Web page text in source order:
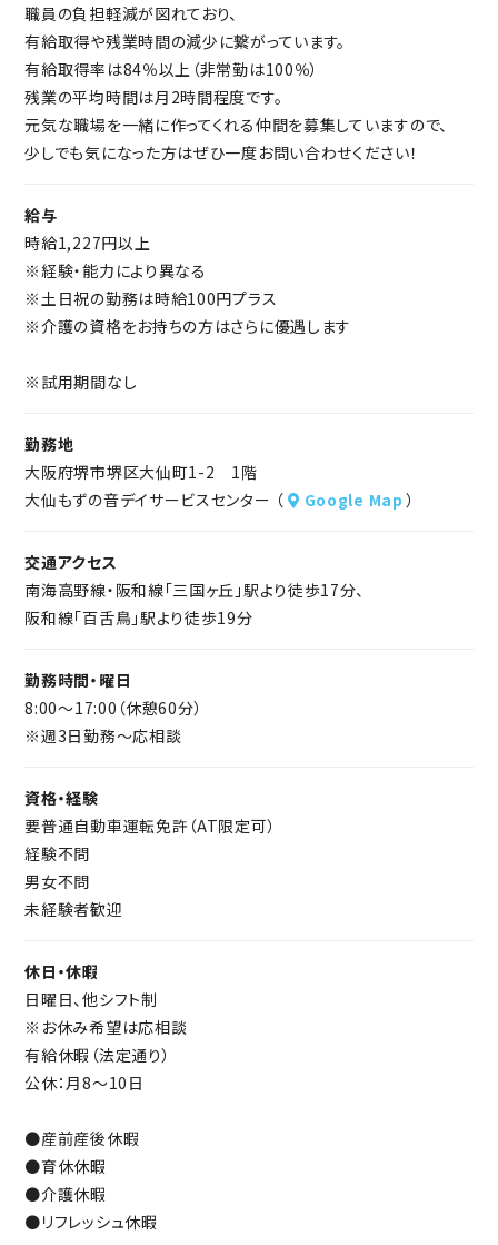
職員の負担軽減が図れており、
有給取得や残業時間の減少に繋がっています。
有給取得率は84％以上（非常勤は100％）
残業の平均時間は月2時間程度です。
元気な職場を一緒に作ってくれる仲間を募集していますので、
少しでも気になった方はぜひ一度お問い合わせください！
給与
時給1,227円以上
※経験・能力により異なる
※土日祝の勤務は時給100円プラス
※介護の資格をお持ちの方はさらに優遇します
※試用期間なし
勤務地
大阪府堺市堺区大仙町1-2 1階
大仙もずの音デイサービスセンター （
Google Map ）
交通アクセス
南海高野線・阪和線「三国ヶ丘」駅より徒歩17分、
阪和線「百舌鳥」駅より徒歩19分
勤務時間・曜日
8:00～17:00（休憩60分）
※週3日勤務～応相談
資格・経験
要普通自動車運転免許（AT限定可）
経験不問
男女不問
未経験者歓迎
休日・休暇
日曜日、他シフト制
※お休み希望は応相談
有給休暇（法定通り）
公休：月8～10日
●産前産後休暇
●育休休暇
●介護休暇
●リフレッシュ休暇